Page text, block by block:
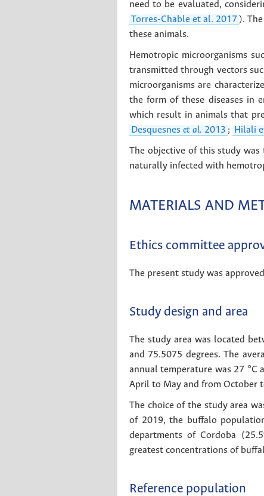
need to be evaluated,
Torres-Chable et al. 2017 ).
these animals.
Hemotropic microorganisms
transmitted through vectors
microorganisms are
the form of these diseases in
which result in animals that
Desquesnes et al. 2013 ; Hilali
The objective of this study
naturally infected with
MATERIALS AND
Ethics committee
The present study was
Study design and area
The study area was located
and 75.5075 degrees. The
annual temperature was 27
April to May and from October
The choice of the study area
of 2019, the buffalo
departments of Cordoba
greatest concentrations of
Reference population